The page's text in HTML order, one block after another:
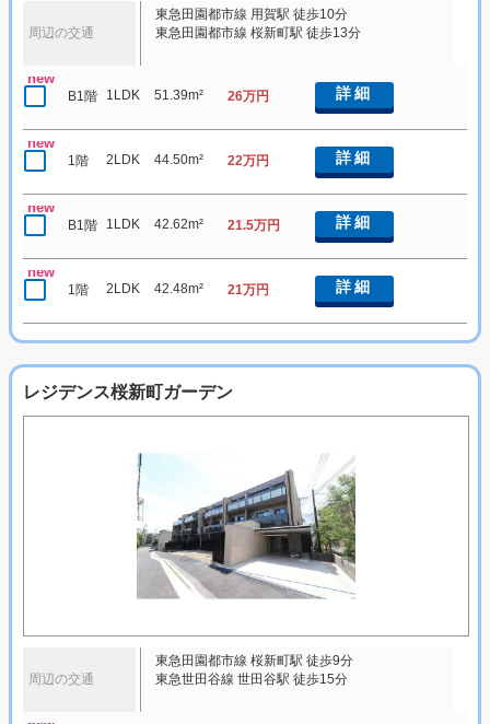
周辺の交通
東急田園都市線 用賀駅 徒歩10分
東急田園都市線 桜新町駅 徒歩13分
new
B1階 1LDK 51.39m² 26万円 詳細
new
1階 2LDK 44.50m² 22万円 詳細
new
B1階 1LDK 42.62m² 21.5万円 詳細
new
1階 2LDK 42.48m² 21万円 詳細
レジデンス桜新町ガーデン
周辺の交通
東急田園都市線 桜新町駅 徒歩9分
東急世田谷線 世田谷駅 徒歩15分